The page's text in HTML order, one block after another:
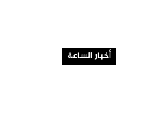
أخبار الساعة